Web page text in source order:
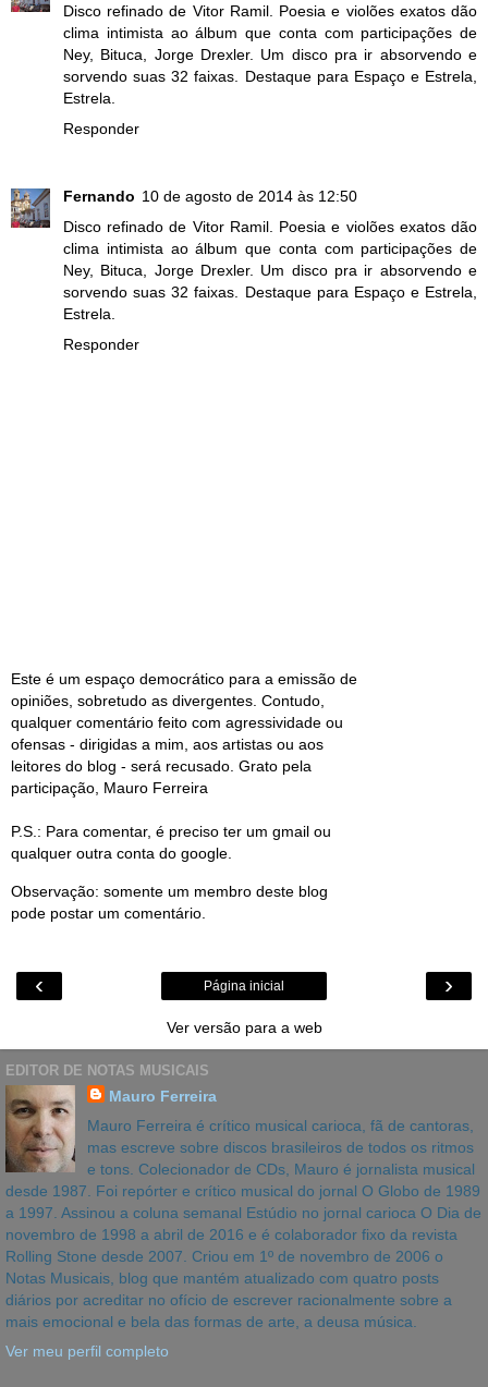
Disco refinado de Vitor Ramil. Poesia e violões exatos dão
clima intimista ao álbum que conta com participações de
Ney, Bituca, Jorge Drexler. Um disco pra ir absorvendo e
sorvendo suas 32 faixas. Destaque para Espaço e Estrela,
Estrela.
Responder
Fernando 10 de agosto de 2014 às 12:50
Disco refinado de Vitor Ramil. Poesia e violões exatos dão
clima intimista ao álbum que conta com participações de
Ney, Bituca, Jorge Drexler. Um disco pra ir absorvendo e
sorvendo suas 32 faixas. Destaque para Espaço e Estrela,
Estrela.
Responder
Este é um espaço democrático para a emissão de
opiniões, sobretudo as divergentes. Contudo,
qualquer comentário feito com agressividade ou
ofensas - dirigidas a mim, aos artistas ou aos
leitores do blog - será recusado. Grato pela
participação, Mauro Ferreira
P.S.: Para comentar, é preciso ter um gmail ou
qualquer outra conta do google.
Observação: somente um membro deste blog
pode postar um comentário.
‹ ›
Página inicial
Ver versão para a web
EDITOR DE NOTAS MUSICAIS
Mauro Ferreira
Mauro Ferreira é crítico musical carioca, fã de cantoras,
mas escreve sobre discos brasileiros de todos os ritmos
e tons. Colecionador de CDs, Mauro é jornalista musical
desde 1987. Foi repórter e crítico musical do jornal O Globo de 1989
a 1997. Assinou a coluna semanal Estúdio no jornal carioca O Dia de
novembro de 1998 a abril de 2016 e é colaborador fixo da revista
Rolling Stone desde 2007. Criou em 1º de novembro de 2006 o
Notas Musicais, blog que mantém atualizado com quatro posts
diários por acreditar no ofício de escrever racionalmente sobre a
mais emocional e bela das formas de arte, a deusa música.
Ver meu perfil completo